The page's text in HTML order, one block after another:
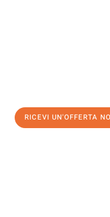
RICEVI UN'OFFERTA